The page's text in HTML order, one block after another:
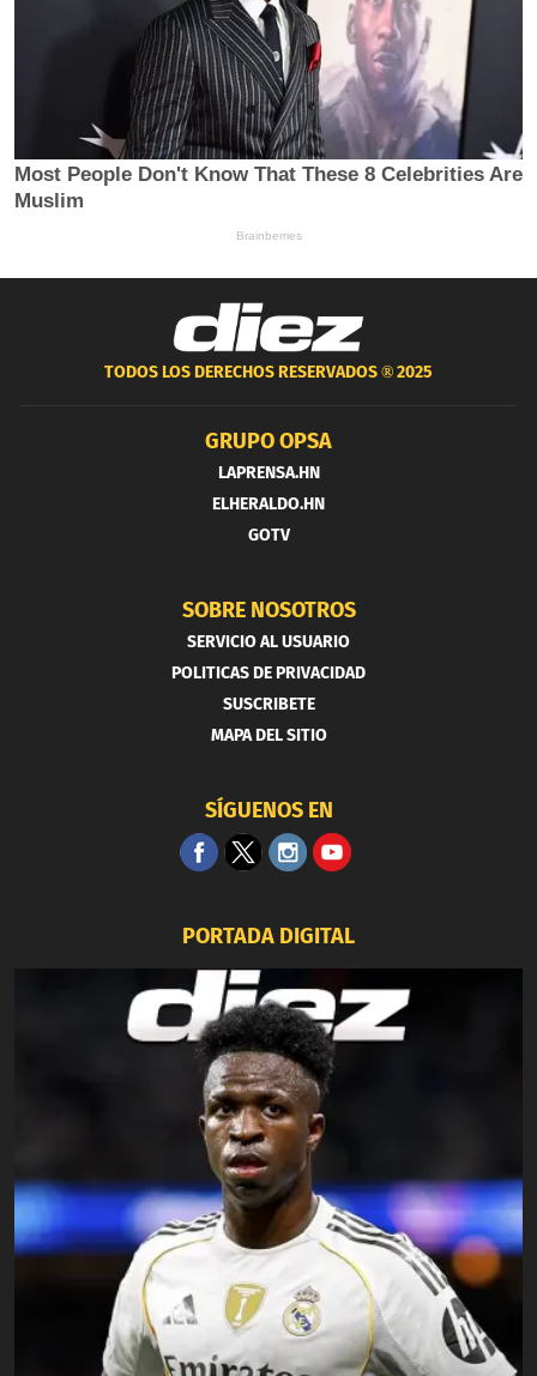
TODOS LOS DERECHOS RESERVADOS ®2025
GRUPO OPSA
LAPRENSA.HN
ELHERALDO.HN
GOTV
SOBRE NOSOTROS
SERVICIO AL USUARIO
POLITICAS DE PRIVACIDAD
SUSCRIBETE
MAPA DEL SITIO
SÍGUENOS EN
PORTADA DIGITAL